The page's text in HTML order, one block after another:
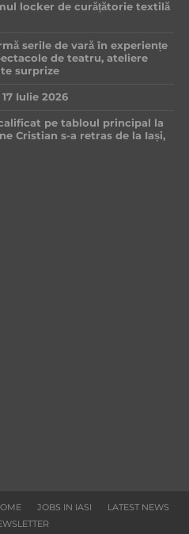
locker de curățătorie textilă
serile de vară în experiențe
de teatru, ateliere
surprize
Iulie 2026
pe tabloul principal la
Cristian s-a retras de la Iași,
JOBS IN IASI
LATEST NEWS